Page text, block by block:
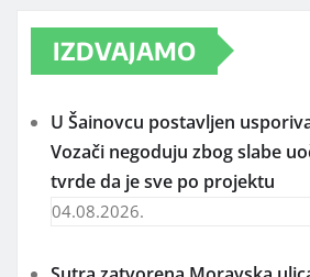
IZDVAJAMO
U Šainovcu postavljen
Vozači negoduju zbog slabe
tvrde da je sve po projektu
04.08.2026.